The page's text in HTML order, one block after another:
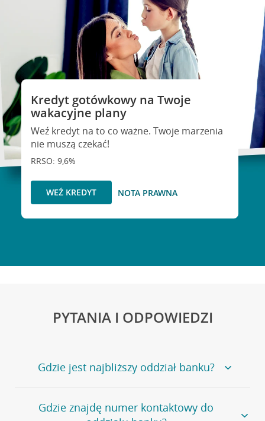
Kredyt gotówkowy na Twoje
wakacyjne plany
Weź kredyt na to co ważne. Twoje marzenia
nie muszą czekać!
RRSO: 9,6%
WEŹ KREDYT NOTA PRAWNA
PYTANIA I ODPOWIEDZI
Gdzie jest najbliższy oddział banku?
Jeśli szukasz oddziału naszego banku, zapraszamy na
stronęPlacówki i bankomaty, na której znajduje się
Gdzie znajdę numer kontaktowy do